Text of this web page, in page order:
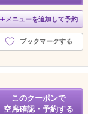
メニューを追加して予約
ブックマークする
このクーポンで
空席確認・予約する